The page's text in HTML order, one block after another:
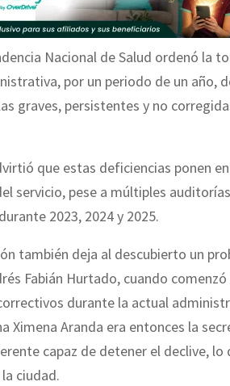
Nacional de Salud ordenó la
por un periodo de un año,
graves, persistentes y no
que estas deficiencias ponen
servicio, pese a múltiples
2023, 2024 y 2025.
también deja al descubierto un
Fabián Hurtado, cuando
durante la actual
Ximena Aranda era entonces la
capaz de detener el declive,
ciudad.